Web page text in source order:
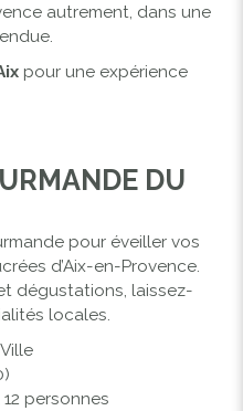
autrement, dans une
pour une expérience
DU
pour éveiller vos
d’Aix-en-Provence.
dégustations, laissez-
locales.
12 personnes